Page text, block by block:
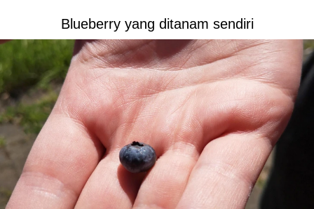
Blueberry yang ditanam sendiri